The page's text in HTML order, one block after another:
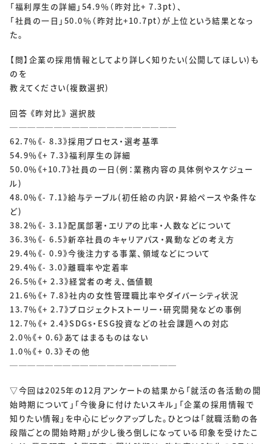
「福利厚生の詳細」54.9％（昨対比+ 7.3pt）、
「社員の一日」50.0％（昨対比+10.7pt）が上位という結果となっ
た。
【問】企業の採用情報としてより詳しく知りたい(公開してほしい)も
のを
教えてください(複数選択)
回答 《昨対比》 選択肢
───────────────────
62.7％《- 8.3》採用プロセス・選考基準
54.9％《+ 7.3》福利厚生の詳細
50.0％《+10.7》社員の一日(例：業務内容の具体例やスケジュー
ル)
48.0％《- 7.1》給与テーブル(初任給の内訳・昇給ペースや条件な
ど)
38.2％《- 3.1》配属部署・エリアの比率・人数などについて
36.3％《- 6.5》新卒社員のキャリアパス・異動などの考え方
29.4％《- 0.9》今後注力する事業、領域などについて
29.4％《- 3.0》離職率や定着率
26.5％《+ 2.3》経営者の考え、価値観
21.6％《+ 7.8》社内の女性管理職比率やダイバーシティ状況
13.7％《+ 2.7》プロジェクトストーリー・研究開発などの事例
12.7％《+ 2.4》SDGs・ESG投資などの社会課題への対応
2.0％《+ 0.6》あてはまるものはない
1.0％《+ 0.3》その他
───────────────────
▽今回は2025年の12月アンケートの結果から「就活の各活動の開
始時期について」「今後身に付けたいスキル」「企業の採用情報で
知りたい情報」を中心にピックアップした。ひとつは「就職活動の各
段階ごとの開始時期」が少し後ろ倒しになっている印象を受けたこ